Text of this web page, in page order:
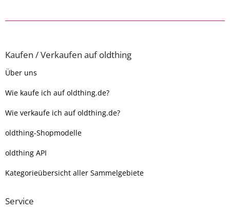
Kaufen / Verkaufen auf oldthing
Über uns
Wie kaufe ich auf oldthing.de?
Wie verkaufe ich auf oldthing.de?
oldthing-Shopmodelle
oldthing API
Kategorieübersicht aller Sammelgebiete
Service